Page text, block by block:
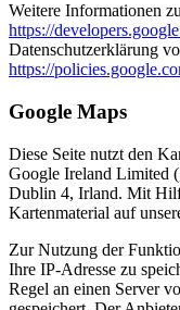
Weitere Informationen
https://
Datenschutzerklärung
https://
Google Maps
Diese Seite nutzt den
Google Ireland Limited
Dublin 4, Irland. Mit
Kartenmaterial auf
Zur Nutzung der
Ihre IP-Adresse zu
Regel an einen Server